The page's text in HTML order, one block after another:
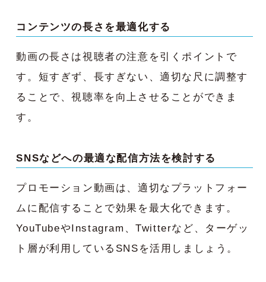
コンテンツの長さを最適化する
動画の長さは視聴者の注意を引くポイントで
す。短すぎず、長すぎない、適切な尺に調整す
ることで、視聴率を向上させることができま
す。
SNSなどへの最適な配信方法を検討する
プロモーション動画は、適切なプラットフォー
ムに配信することで効果を最大化できます。
YouTubeやInstagram、Twitterなど、ターゲッ
ト層が利用しているSNSを活用しましょう。